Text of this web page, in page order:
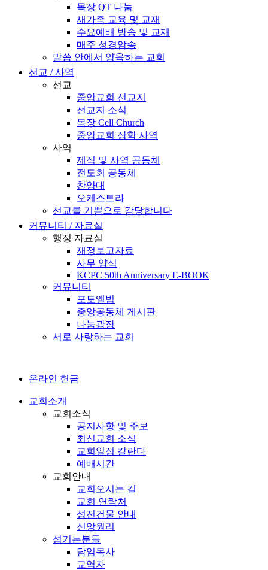
목장 QT 나눔
새가족 교육 및 교재
수요예배 방송 및 교재
매주 성경암송
말씀 안에서 양육하는 교회
선교 / 사역
선교
중앙교회 선교지
선교지 소식
목장 Cell Church
중앙교회 장학 사역
사역
제직 및 사역 공동체
전도회 공동체
찬양대
오케스트라
선교를 기쁨으로 감당합니다
커뮤니티 / 자료실
행정 자료실
재정보고자료
사무 양식
KCPC 50th Anniversary E-BOOK
커뮤니티
포토앨범
중앙공동체 게시판
나눔광장
서로 사랑하는 교회
온라인 헌금
교회소개
교회소식
공지사항 및 주보
최신교회 소식
교회일정 칼란다
예배시간
교회안내
교회오시는 길
교회 연락처
성전건물 안내
신앙원리
섬기는분들
담임목사
교역자